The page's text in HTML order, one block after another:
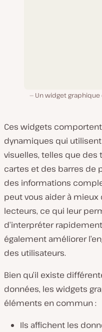
Un widget graphique
Ces widgets
dynamiques qui
visuelles, telles que des
cartes et des barres de
des informations
peut vous aider à
lecteurs, ce qui leur
d’interpréter
également améliorer
des utilisateurs.
Bien qu’il existe
données, les widgets
éléments en commun :
Ils affichent les